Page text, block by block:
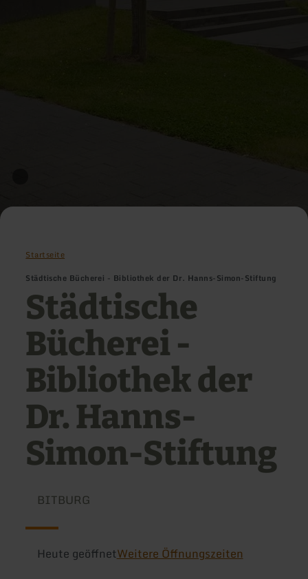
Startseite
Städtische Bücherei - Bibliothek der Dr. Hanns-Simon-Stiftung
Städtische
Bücherei -
Bibliothek der
Dr. Hanns-
Simon-Stiftung
BITBURG
Heute geöffnetWeitere Öffnungszeiten